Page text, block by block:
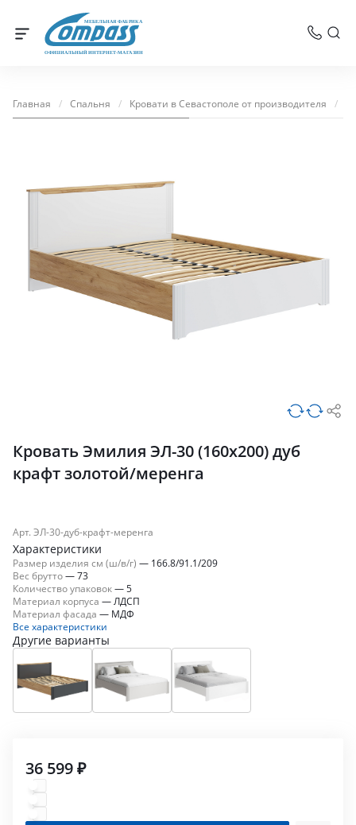
МЕБЕЛЬНАЯ ФАБРИКА
ОФИЦИАЛЬНЫЙ ИНТЕРНЕТ-МАГАЗИН
Главная / Спальня / Кровати в Севастополе от производителя /
Кровать Эмилия ЭЛ-30 (160х200) дуб
крафт золотой/меренга
Арт. ЭЛ-30-дуб-крафт-меренга
Характеристики
Размер изделия см (ш/в/г) — 166.8/91.1/209
Вес брутто—73
Количество упаковок— 5
Материал корпуса — ЛДСП
Материал фасада — МДФ
Все характеристики
Другие варианты
36 599 ₽